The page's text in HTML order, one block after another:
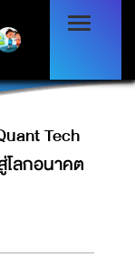
TECH
ลกอนาคต ณ
Tech
ลกอนาคต